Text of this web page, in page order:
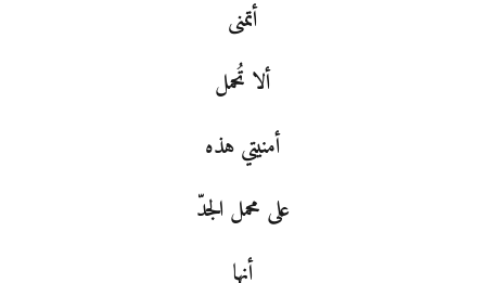
أتمنى
ألا تُحمل
أمنيتي هذه
على محمل الجدّ
أنها